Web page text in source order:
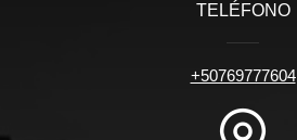
TELÉFONO
+50769777604